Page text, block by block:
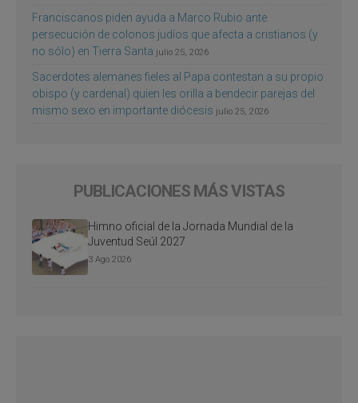
Franciscanos piden ayuda a Marco Rubio ante
persecución de colonos judíos que afecta a cristianos (y
no sólo) en Tierra Santa julio 25, 2026
Sacerdotes alemanes fieles al Papa contestan a su propio
obispo (y cardenal) quien les orilla a bendecir parejas del
mismo sexo en importante diócesis julio 25, 2026
PUBLICACIONES MÁS VISTAS
Himno oficial de la Jornada Mundial de la
Juventud Seúl 2027
3 Ago 2026